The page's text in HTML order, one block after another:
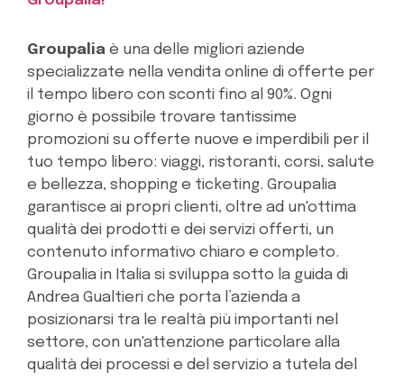
Groupalia è una delle migliori aziende
specializzate nella vendita online di offerte per
il tempo libero con sconti fino al 90%. Ogni
giorno è possibile trovare tantissime
promozioni su offerte nuove e imperdibili per il
tuo tempo libero: viaggi, ristoranti, corsi, salute
e bellezza, shopping e ticketing. Groupalia
garantisce ai propri clienti, oltre ad un'ottima
qualità dei prodotti e dei servizi offerti, un
contenuto informativo chiaro e completo.
Groupalia in Italia si sviluppa sotto la guida di
Andrea Gualtieri che porta l’azienda a
posizionarsi tra le realtà più importanti nel
settore, con un'attenzione particolare alla
qualità dei processi e del servizio a tutela del